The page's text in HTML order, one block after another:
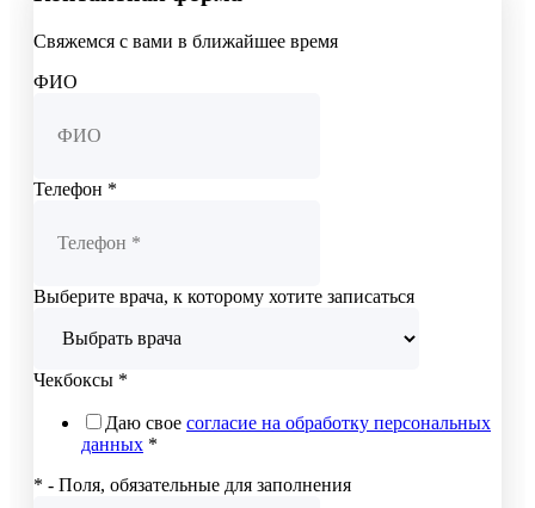
Свяжемся с вами в ближайшее время
ФИО
Телефон *
Выберите врача, к которому хотите записаться
Чекбоксы *
Даю свое согласие на обработку персональных
данных *
* - Поля, обязательные для заполнения